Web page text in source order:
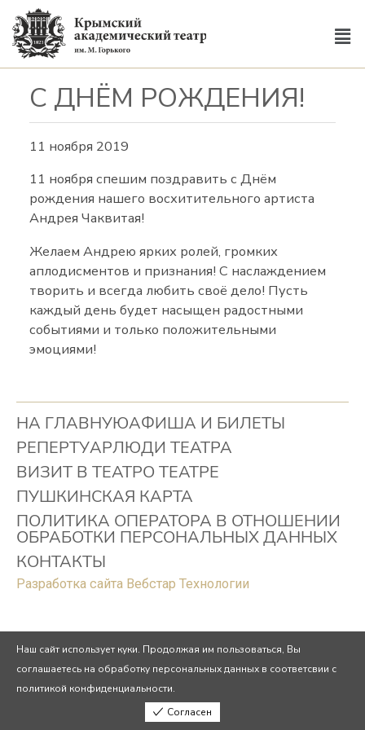
С ДНЁМ РОЖДЕНИЯ!
11 ноября 2019
11 ноября спешим поздравить с Днём
рождения нашего восхитительного артиста
Андрея Чаквитая!
Желаем Андрею ярких ролей, громких
аплодисментов и признания! С наслаждением
творить и всегда любить своё дело! Пусть
каждый день будет насыщен радостными
событиями и только положительными
эмоциями!
НА ГЛАВНУЮАФИША И БИЛЕТЫ
РЕПЕРТУАРЛЮДИ ТЕАТРА
ВИЗИТ В ТЕАТРО ТЕАТРЕ
ПУШКИНСКАЯ КАРТА
ПОЛИТИКА ОПЕРАТОРА В ОТНОШЕНИИ
ОБРАБОТКИ ПЕРСОНАЛЬНЫХ ДАННЫХ
КОНТАКТЫ
Разработка сайта Вебстар Технологии
Наш сайт использует куки. Продолжая им пользоваться, Вы
соглашаетесь на обработку персональных данных в соответсвии с
политикой конфиденциальности.
Согласен